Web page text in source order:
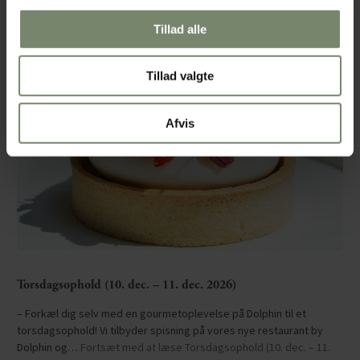
Tillad alle
Tillad valgte
Afvis
Torsdagsophold (10. dec. – 11. dec. 2026)
– Forkæl dig selv med en gourmetoplevelse på Dolphin til et
torsdagsophold! Vi tilbyder spisning på vores nye restaurant by
Dolphin og… Fortsæt med at læse Torsdagsophold (10. dec. – 11.